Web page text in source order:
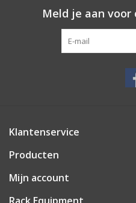
Meld je aan voor
Klantenservice
Producten
Mijn account